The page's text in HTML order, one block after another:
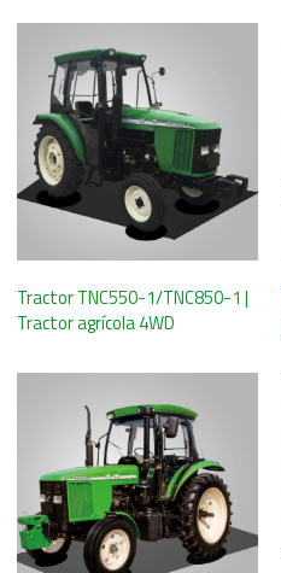
Tractor TNC550-1/TNC850-1 |
Tractor agrícola 4WD